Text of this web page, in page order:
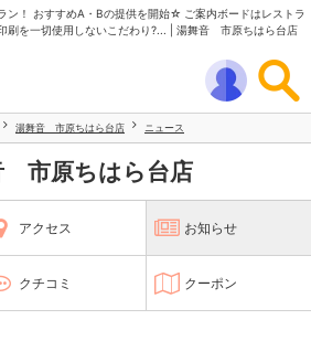
ン！ おすすめA・Bの提供を開始☆ ご案内ボードはレストラ
刷を一切使用しないこだわり?... | 湯舞音 市原ちはら台店
湯舞音 市原ちはら台店 ニュース
市原ちはら台店
アクセス お知らせ
クチコミ クーポン